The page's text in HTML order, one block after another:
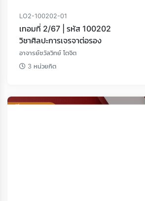
LO2-100202-01
เทอมที่ 2/67 | รหัส 100202
วิชาศิลปะการเจรจาต่อรอง
อาจารย์ชวัลวิทย์ โตจิต
3 หน่วยกิต